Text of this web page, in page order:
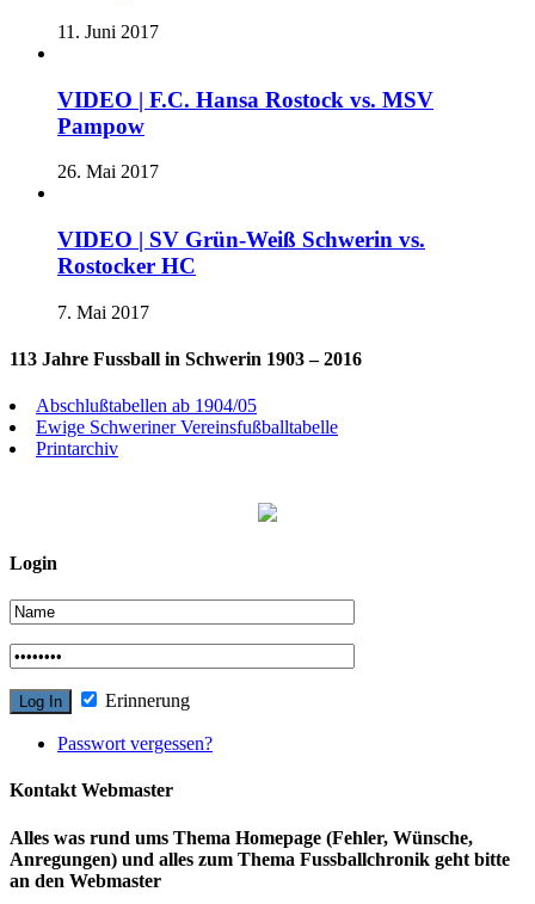
11. Juni 2017
VIDEO | F.C. Hansa Rostock vs. MSV
Pampow
26. Mai 2017
VIDEO | SV Grün-Weiß Schwerin vs.
Rostocker HC
7. Mai 2017
113 Jahre Fussball in Schwerin 1903 – 2016
Abschlußtabellen ab 1904/05
Ewige Schweriner Vereinsfußballtabelle
Printarchiv
Login
Erinnerung
Passwort vergessen?
Kontakt Webmaster
Alles was rund ums Thema Homepage (Fehler, Wünsche,
Anregungen) und alles zum Thema Fussballchronik geht bitte
an den Webmaster